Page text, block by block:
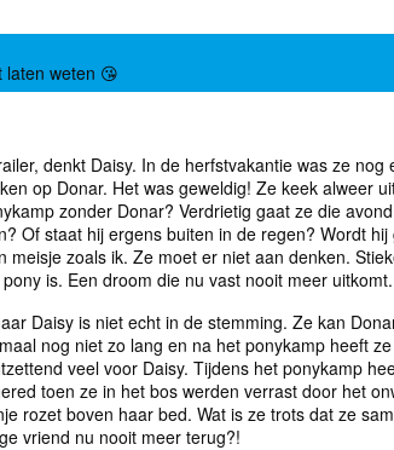
laten weten 😘
denkt Daisy. In de herfstvakantie was ze
op Donar. Het was geweldig! Ze keek alweer
zonder Donar? Verdrietig gaat ze die
Of staat hij ergens buiten in de regen? Wordt
meisje zoals ik. Ze moet er niet aan denken.
is. Een droom die nu vast nooit meer uitkomt.
Daisy is niet echt in de stemming. Ze kan
nog niet zo lang en na het ponykamp heeft
veel voor Daisy. Tijdens het ponykamp
toen ze in het bos werden verrast door het
rozet boven haar bed. Wat is ze trots dat ze
vriend nu nooit meer terug?!